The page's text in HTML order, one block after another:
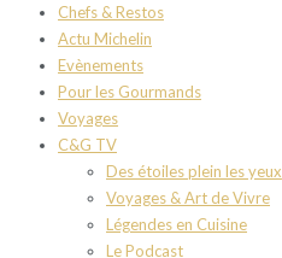
Chefs & Restos
Actu Michelin
Evènements
Pour les Gourmands
Voyages
C&G TV
Des étoiles plein les yeux
Voyages & Art de Vivre
Légendes en Cuisine
Le Podcast